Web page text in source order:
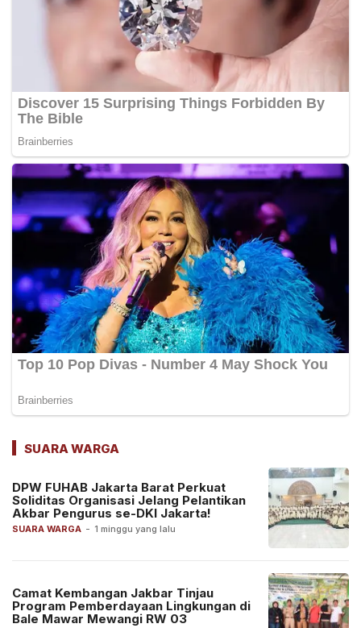
SUARA WARGA
SUARA WARGA - 1 minggu yang lalu
DPW FUHAB Jakarta Barat Perkuat
Soliditas Organisasi Jelang Pelantikan
Akbar Pengurus se-DKI Jakarta!
Camat Kembangan Jakbar Tinjau
Program Pemberdayaan Lingkungan di
Bale Mawar Mewangi RW 03